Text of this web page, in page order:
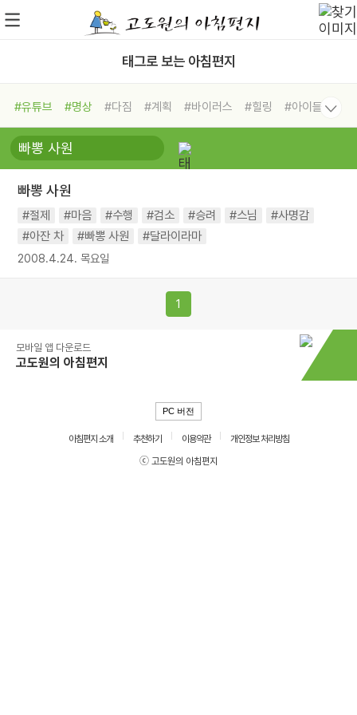
태그로 보는 아침편지
#유튜브 #명상 #다짐 #계획 #바이러스 #힐링
#아이들
#비전캠프
#독서캠프 #삶
#희망
#나눔 #친구 #링컨학교
#독서
#건강
빠뽕 사원
#절제 #마음 #수행 #검소 #승려 #스님
#사명감
#아잔 차
#빠뽕 사원 #달라이라마
2008.4.24. 목요일
1
모바일 앱 다운로드
고도원의 아침편지
PC 버전
아침편지 소개 추천하기 이용약관
개인정보 처리방침
ⓒ 고도원의 아침편지